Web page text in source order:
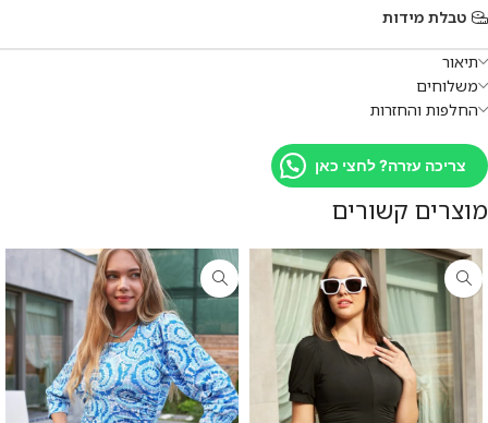
טבלת מידות
תיאור
משלוחים
החלפות והחזרות
צריכה עזרה? לחצי כאן
מוצרים קשורים